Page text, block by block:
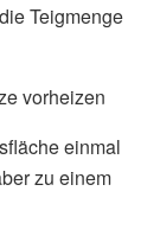
Teigmenge
vorheizen
einmal
zu einem